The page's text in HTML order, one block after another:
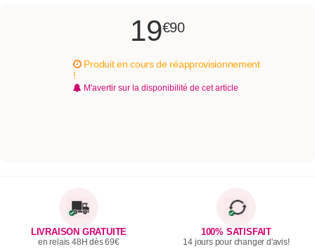
19€90
Produit en cours de réapprovisionnement
!
M'avertir sur la disponibilité de cet article
LIVRAISON GRATUITE
en relais 48H dès 69€
100% SATISFAIT
14 jours pour changer d'avis!